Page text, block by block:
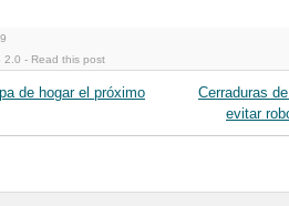
2.0 - Read this post
de hogar el próximo
Cerraduras
evitar